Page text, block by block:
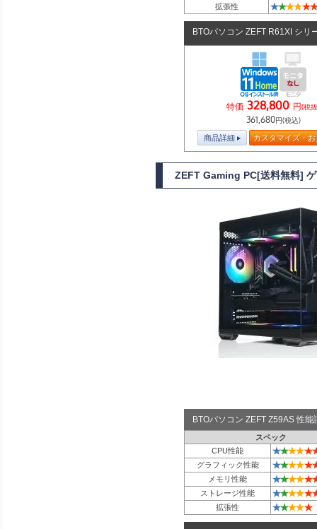
拡張性 ★★★★★★
BTOパソコン ZEFT R61XI シリ
特価 328,800 円(税
361,680円(税込)
商品詳細 カスタマイズ・
ZEFT Gaming PC[送料無料]
BTOパソコン ZEFT Z59AS 性能
スペック
CPU性能
★★★★★
グラフィック性能 ★★★★★
メモリ性能 ★★★★★
ストレージ性能 ★★★★★
拡張性 ★★★★★